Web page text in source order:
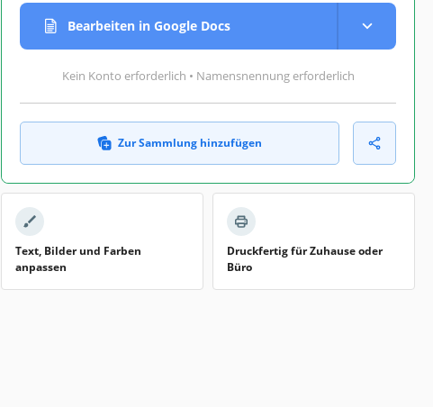
Bearbeiten in Google Docs
Kein Konto erforderlich • Namensnennung erforderlich
Zur Sammlung hinzufügen
Text, Bilder und Farben
anpassen
Druckfertig für Zuhause oder
Büro